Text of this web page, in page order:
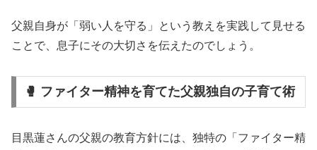
父親自身が「弱い人を守る」という教えを実践して見せる
ことで、息子にその大切さを伝えたのでしょう。
🥊 ファイター精神を育てた父親独自の子育て術
目黒蓮さんの父親の教育方針には、独特の「ファイター精